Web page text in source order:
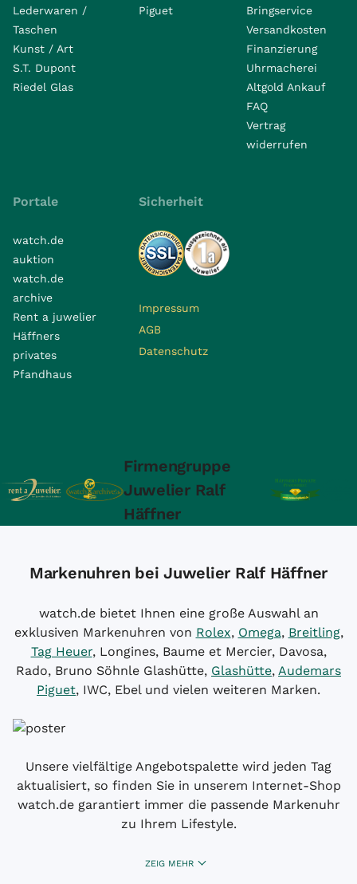
Lederwaren /
Taschen
Kunst / Art
S.T. Dupont
Riedel Glas
Piguet
Bringservice
Versandkosten
Finanzierung
Uhrmacherei
Altgold Ankauf
FAQ
Vertrag
widerrufen
Portale
watch.de
auktion
watch.de
archive
Rent a juwelier
Häffners
privates
Pfandhaus
Sicherheit
Impressum
AGB
Datenschutz
Firmengruppe
Juwelier Ralf
Häffner
Markenuhren bei Juwelier Ralf Häffner
watch.de bietet Ihnen eine große Auswahl an
exklusiven Markenuhren von Rolex, Omega, Breitling,
Tag Heuer, Longines, Baume et Mercier, Davosa,
Rado, Bruno Söhnle Glashütte, Glashütte, Audemars
Piguet, IWC, Ebel und vielen weiteren Marken.
Unsere vielfältige Angebotspalette wird jeden Tag
aktualisiert, so finden Sie in unserem Internet-Shop
watch.de garantiert immer die passende Markenuhr
zu Ihrem Lifestyle.
ZEIG MEHR